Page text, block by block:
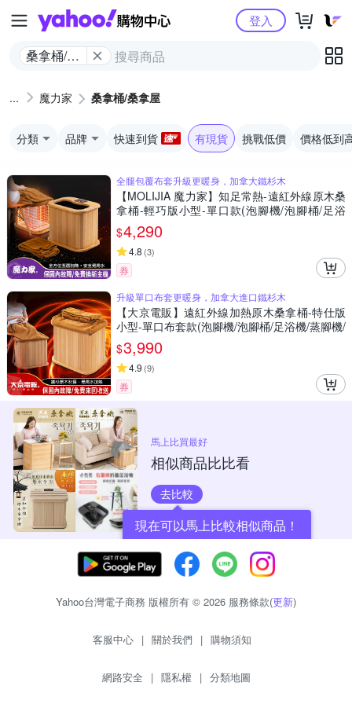
Yahoo購物中心
桑拿桶/桑
登入
魔力家 桑拿桶/桑拿屋
分類 品牌 快速到貨 有現貨 挑戰低價 價格低到
全腿包覆布套升級更暖身，加拿大鐵杉木
【MOLIJIA 魔力家】知足常熱-遠紅外線原木桑
拿桶-輕巧版小型-單口款(泡腳機/泡腳桶/足浴
機/蒸腳機/烘腳機/暖腳機)
$4,290
4.8 (3)
券
升級單口布套更暖身，加拿大進口鐵杉木
【大京電販】遠紅外線加熱原木桑拿桶-特仕版
小型-單口布套款(泡腳機/泡腳桶/足浴機/蒸腳機/
烘腳機/暖腳機)
$3,990
4.9 (9)
券
馬上比買最好
相似商品比比看
去比較
現在可以馬上比較相似商品！
Yahoo台灣電子商務 版權所有 © 2026 服務條款(更新)
客服中心 | 關於我們 | 購物須知
網路安全 | 隱私權 | 分類地圖